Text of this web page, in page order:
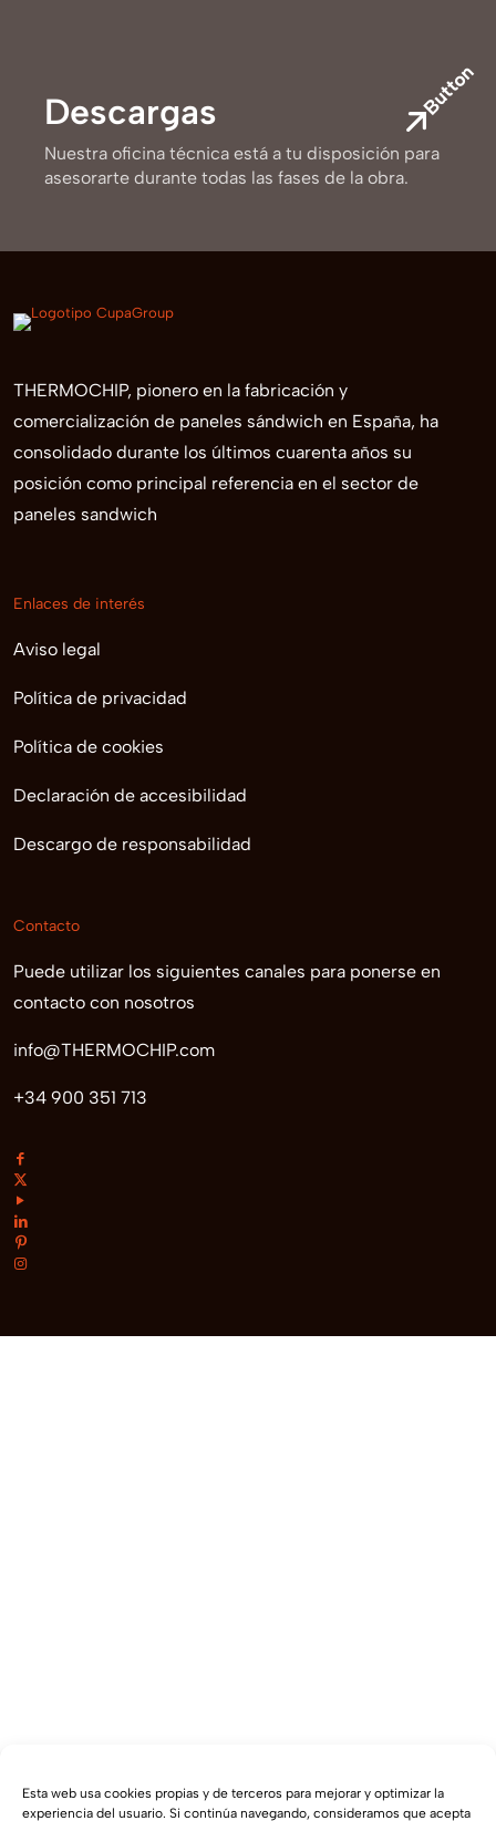
Esta web usa cookies propias y de terceros para mejorar y optimizar la
experiencia del usuario. Si continúa navegando, consideramos que acepta
Button
Descargas
Nuestra oficina técnica está a tu disposición para
asesorarte durante todas las fases de la obra.
THERMOCHIP, pionero en la fabricación y
comercialización de paneles sándwich en España, ha
consolidado durante los últimos cuarenta años su
posición como principal referencia en el sector de
paneles sandwich
Enlaces de interés
Aviso legal
Política de privacidad
Política de cookies
Declaración de accesibilidad
Descargo de responsabilidad
Contacto
Puede utilizar los siguientes canales para ponerse en
contacto con nosotros
info@THERMOCHIP.com
+34 900 351 713